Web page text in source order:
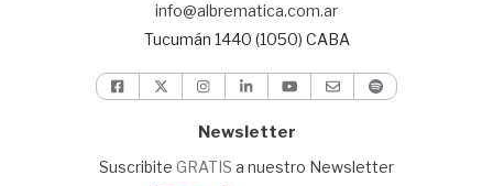
info@albrematica.com.ar
Tucumán 1440 (1050) CABA
Newsletter
Suscribite GRATIS a nuestro Newsletter